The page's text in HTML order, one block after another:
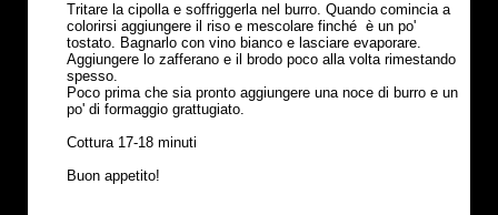
Tritare la cipolla e soffriggerla nel burro. Quando comincia a
colorirsi aggiungere il riso e mescolare finché è un po'
tostato. Bagnarlo con vino bianco e lasciare evaporare.
Aggiungere lo zafferano e il brodo poco alla volta rimestando
spesso.
Poco prima che sia pronto aggiungere una noce di burro e un
po' di formaggio grattugiato.
Cottura 17-18 minuti
Buon appetito!